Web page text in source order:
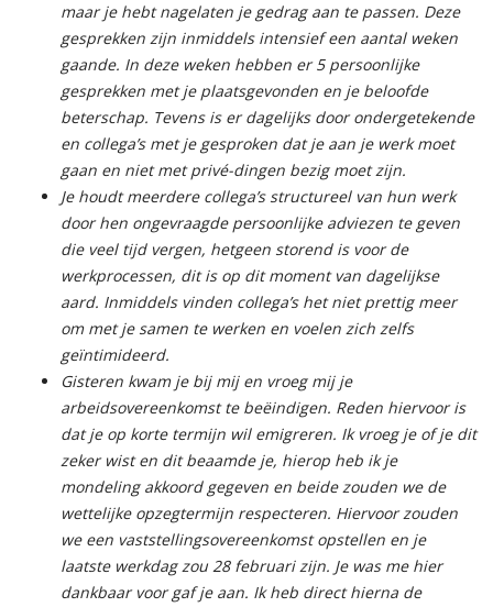
maar je hebt nagelaten je gedrag aan te passen. Deze
gesprekken zijn inmiddels intensief een aantal weken
gaande. In deze weken hebben er 5 persoonlijke
gesprekken met je plaatsgevonden en je beloofde
beterschap. Tevens is er dagelijks door ondergetekende
en collega’s met je gesproken dat je aan je werk moet
gaan en niet met privé-dingen bezig moet zijn.
Je houdt meerdere collega’s structureel van hun werk
door hen ongevraagde persoonlijke adviezen te geven
die veel tijd vergen, hetgeen storend is voor de
werkprocessen, dit is op dit moment van dagelijkse
aard. Inmiddels vinden collega’s het niet prettig meer
om met je samen te werken en voelen zich zelfs
geïntimideerd.
Gisteren kwam je bij mij en vroeg mij je
arbeidsovereenkomst te beëindigen. Reden hiervoor is
dat je op korte termijn wil emigreren. Ik vroeg je of je dit
zeker wist en dit beaamde je, hierop heb ik je
mondeling akkoord gegeven en beide zouden we de
wettelijke opzegtermijn respecteren. Hiervoor zouden
we een vaststellingsovereenkomst opstellen en je
laatste werkdag zou 28 februari zijn. Je was me hier
dankbaar voor gaf je aan. Ik heb direct hierna de